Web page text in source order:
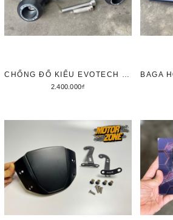
CHỐNG ĐỔ KIỂU EVOTECH CHO HONDA CB650R/ CBR650R 2024
2.400.000₫